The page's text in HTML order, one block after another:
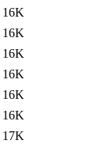
16K
16K
16K
16K
16K
16K
17K